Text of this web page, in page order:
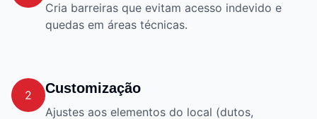
Cria barreiras que evitam acesso indevido e
quedas em áreas técnicas.
2 Customização
Ajustes aos elementos do local (dutos,